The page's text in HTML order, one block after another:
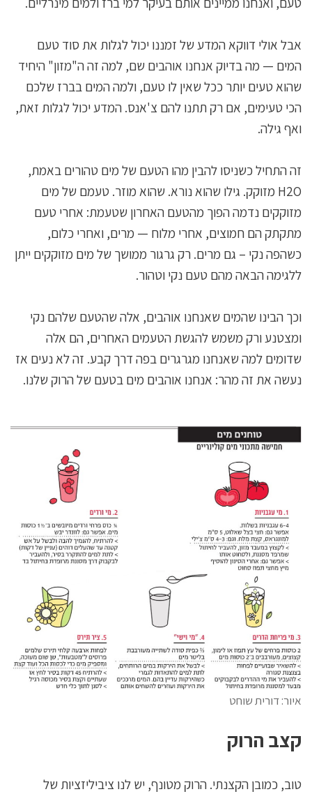
אבל אולי דווקא המדע של זמננו יכול לגלות את סוד טעם
המים — מה בדיוק אנחנו אוהבים שם, למה זה ה"מזון" היחיד
שהוא טעים יותר ככל שאין לו טעם, ולמה המים בברז שלכם
הכי טעימים, אם רק תתנו להם צ'אנס. המדע יכול לגלות זאת,
ואף גילה.
זה התחיל כשניסו להבין מהו הטעם של מים טהורים באמת,
H2O מזוקק. גילו שהוא נורא. שהוא מוזר. טעמם של מים
מזוקקים נדמה הפוך מהטעם האחרון שטעמת: אחרי טעם
מתקתק הם חמוצים, אחרי מלוח — מרים, ואחרי כלום,
כשהפה נקי – גם מרים. רק גרגור ממושך של מים מזוקקים ייתן
ללגימה הבאה מהם טעם נקי וטהור.
וכך הבינו שהמים שאנחנו אוהבים, אלה שהטעם שלהם נקי
ומצטנע ורק משמש להגשת הטעמים האחרים, הם אלה
שדומים למה שאנחנו מגרגרים בפה דרך קבע. זה לא נעים אז
נעשה את זה מהר: אנחנו אוהבים מים בטעם של הרוק שלנו.
איור: דורית שוחט
קצב הרוק
טוב, כמובן הקצנתי. הרוק מטונף, יש לנו ציביליזציות של